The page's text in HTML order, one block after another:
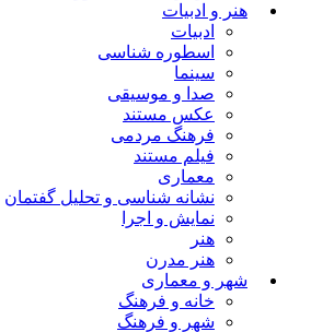
هنر و ادبیات
ادبیات
اسطوره شناسی
سینما
صدا و موسیقی
عکس مستند
فرهنگ مردمی
فیلم مستند
معماری
نشانه شناسی و تحلیل گفتمان
نمایش و اجرا
هنر
هنر مدرن
شهر و معماری
خانه و فرهنگ
شهر و فرهنگ